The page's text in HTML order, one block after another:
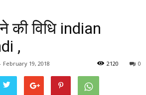
की विधि indian
,
February 19, 2018 0
2120